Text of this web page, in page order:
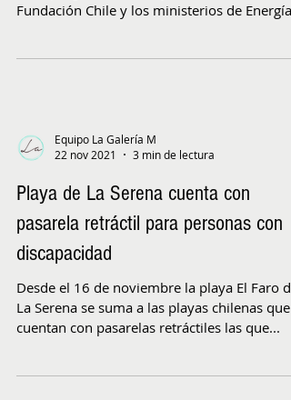
Fundación Chile y los ministerios de Energía
Equipo La Galería M
22 nov 2021
3 min de lectura
Playa de La Serena cuenta con
pasarela retráctil para personas con
discapacidad
Desde el 16 de noviembre la playa El Faro de
La Serena se suma a las playas chilenas que
cuentan con pasarelas retráctiles las que...